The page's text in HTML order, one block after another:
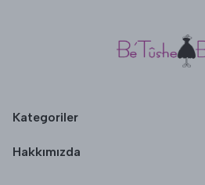
Kategoriler
Hakkımızda